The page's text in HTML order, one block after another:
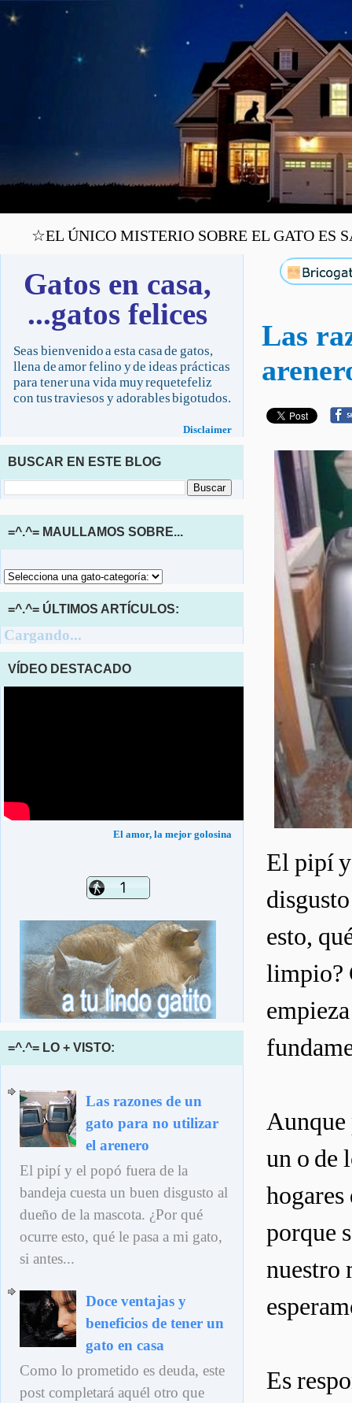
☆EL ÚNICO MISTERIO SOBRE EL GATO ES
Las
El pipí y
esto,
limpio?
Aunque
un o de
hogares
porque
nuestro
Es
Gatos en casa,
...gatos felices
Seas bienvenido a esta casa de gatos,
llena de amor felino y de ideas prácticas
para tener una vida muy requetefeliz
con tus traviesos y adorables bigotudos.
Disclaimer
BUSCAR EN ESTE BLOG
=^.^= MAULLAMOS SOBRE...
=^.^= ÚLTIMOS ARTÍCULOS:
Cargando...
VÍDEO DESTACADO
El amor, la mejor golosina
=^.^= LO + VISTO:
Las razones de un
gato para no utilizar
el arenero
El pipí y el popó fuera de la
bandeja cuesta un buen disgusto al
dueño de la mascota. ¿Por qué
ocurre esto, qué le pasa a mi gato,
si antes...
Doce ventajas y
beneficios de tener un
gato en casa
Como lo prometido es deuda, este
post completará aquél otro que